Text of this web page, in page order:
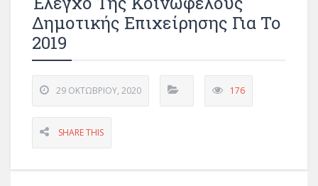
Δημοτικής Επιχείρησης Για Το
2019
29 ΟΚΤΩΒΡΊΟΥ, 2020 176
SHARE THIS